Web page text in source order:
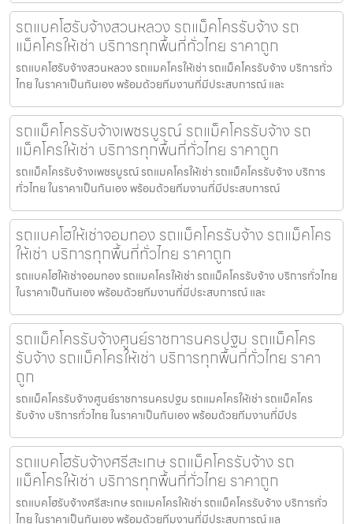
รถแบคโฮรับจ้างสวนหลวง รถแม็คโครรับจ้าง รถ
แม็คโครให้เช่า บริการทุกพื้นที่ทั่วไทย ราคาถูก
รถแบคโฮรับจ้างสวนหลวง รถแมคโครให้เช่า รถแม็คโครรับจ้าง บริการทั่ว
ไทย ในราคาเป็นกันเอง พร้อมด้วยทีมงานที่มีประสบการณ์ และ
รถแม็คโครรับจ้างเพชรบูรณ์ รถแม็คโครรับจ้าง รถ
แม็คโครให้เช่า บริการทุกพื้นที่ทั่วไทย ราคาถูก
รถแม็คโครรับจ้างเพชรบูรณ์ รถแมคโครให้เช่า รถแม็คโครรับจ้าง บริการ
ทั่วไทย ในราคาเป็นกันเอง พร้อมด้วยทีมงานที่มีประสบการณ์
รถแบคโฮให้เช่าจอมทอง รถแม็คโครรับจ้าง รถแม็คโคร
ให้เช่า บริการทุกพื้นที่ทั่วไทย ราคาถูก
รถแบคโฮให้เช่าจอมทอง รถแมคโครให้เช่า รถแม็คโครรับจ้าง บริการทั่วไทย
ในราคาเป็นกันเอง พร้อมด้วยทีมงานที่มีประสบการณ์ และ
รถแม็คโครรับจ้างศูนย์ราชการนครปฐม รถแม็คโคร
รับจ้าง รถแม็คโครให้เช่า บริการทุกพื้นที่ทั่วไทย ราคา
ถูก
รถแม็คโครรับจ้างศูนย์ราชการนครปฐม รถแมคโครให้เช่า รถแม็คโคร
รับจ้าง บริการทั่วไทย ในราคาเป็นกันเอง พร้อมด้วยทีมงานที่มีปร
รถแบคโฮรับจ้างศรีสะเกษ รถแม็คโครรับจ้าง รถ
แม็คโครให้เช่า บริการทุกพื้นที่ทั่วไทย ราคาถูก
รถแบคโฮรับจ้างศรีสะเกษ รถแมคโครให้เช่า รถแม็คโครรับจ้าง บริการทั่ว
ไทย ในราคาเป็นกันเอง พร้อมด้วยทีมงานที่มีประสบการณ์ แล